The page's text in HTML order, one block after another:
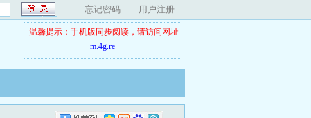
忘记密码 用户注册
温馨提示：手机版同步阅读，请访问网址
m.4g.re